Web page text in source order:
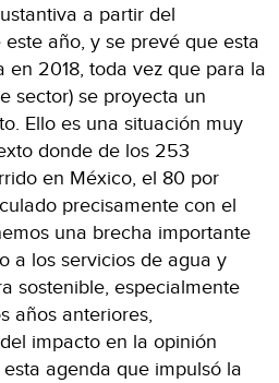
a partir del
año, y se prevé que esta
en 2018, toda vez que para la
sector) se proyecta un
Ello es una situación muy
donde de los 253
en México, el 80 por
precisamente con el
una brecha importante
a los servicios de agua y
sostenible, especialmente
años anteriores,
impacto en la opinión
agenda que impulsó la